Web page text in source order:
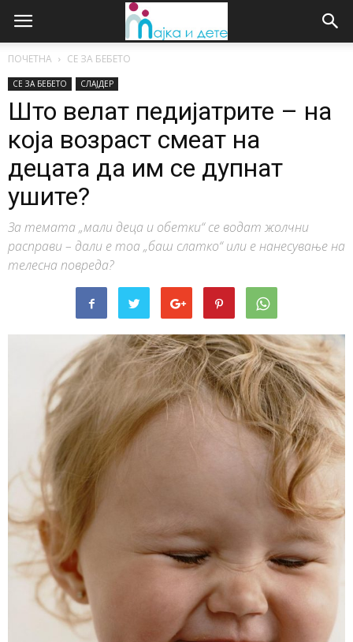
ПОЧЕТНА СЕ ЗА БЕБЕТО
СЕ ЗА БЕБЕТО СЛАЈДЕР
Што велат педијатрите – на
која возраст смеат на
децата да им се дупнат
ушите?
За темата „мали деца и обетки“ се водат жолчни
расправи – дали е тоа „баш слатко“ или е нанесување на
телесна повреда?